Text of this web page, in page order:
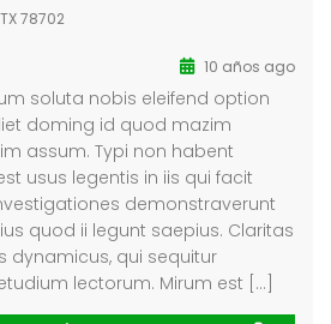
78702
10 años ago
soluta nobis eleifend option
doming id quod mazim
assum. Typi non habent
usus legentis in iis qui facit
demonstraverunt
quod ii legunt saepius. Claritas
dynamicus, qui sequitur
lectorum. Mirum est […]